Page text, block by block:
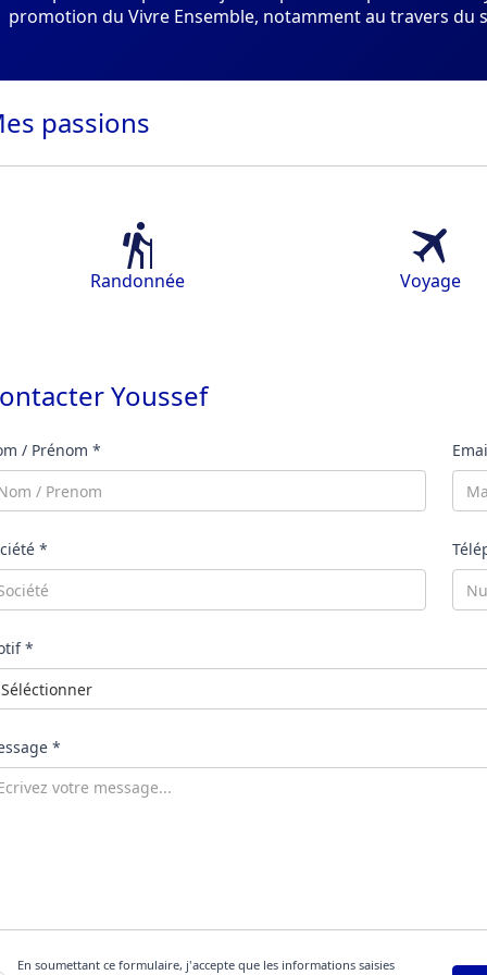
promotion du Vivre Ensemble, notamment au travers du
passions
Randonnée Voyage
Youssef
/ Prénom *
*
*
*
En soumettant ce formulaire, j'accepte que les informations saisies